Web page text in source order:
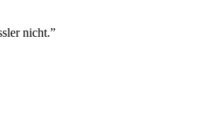
nicht.”